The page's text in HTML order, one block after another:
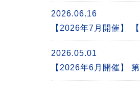
2026.06.16
【2026年7月開催】
2026.05.01
【2026年6月開催】